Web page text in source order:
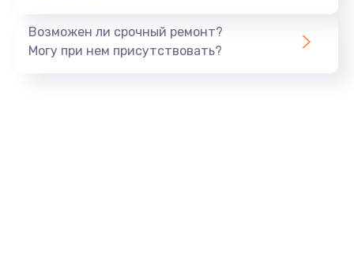
Возможен ли срочный ремонт?
Могу при нем присутствовать?